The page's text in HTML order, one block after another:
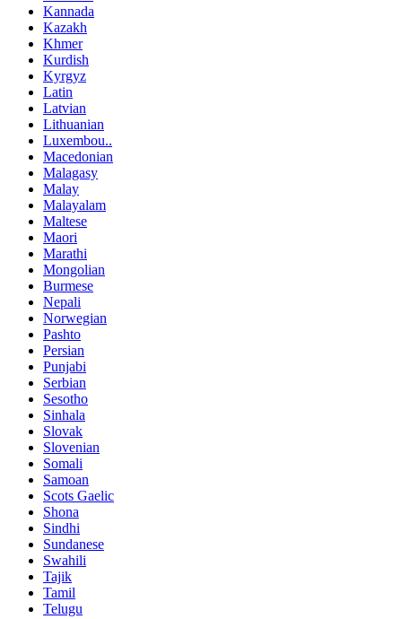
Kannada
Kazakh
Khmer
Kurdish
Kyrgyz
Latin
Latvian
Lithuanian
Luxembou..
Macedonian
Malagasy
Malay
Malayalam
Maltese
Maori
Marathi
Mongolian
Burmese
Nepali
Norwegian
Pashto
Persian
Punjabi
Serbian
Sesotho
Sinhala
Slovak
Slovenian
Somali
Samoan
Scots Gaelic
Shona
Sindhi
Sundanese
Swahili
Tajik
Tamil
Telugu